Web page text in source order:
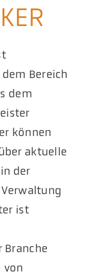
Bereich
dem
können
aktuelle
der
ist
Branche
von